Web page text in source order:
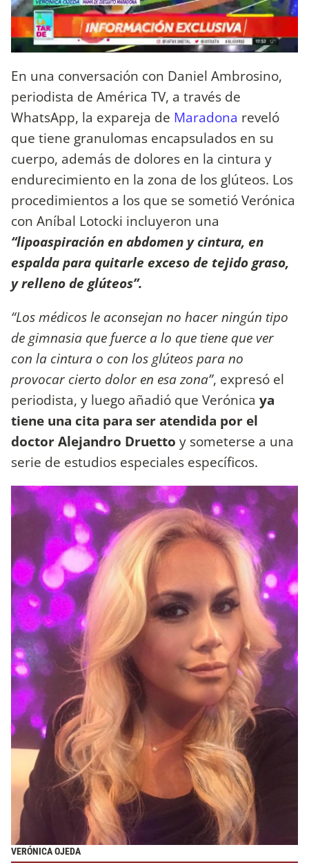
En una conversación con Daniel Ambrosino,
periodista de América TV, a través de
WhatsApp, la expareja de Maradona reveló
que tiene granulomas encapsulados en su
cuerpo, además de dolores en la cintura y
endurecimiento en la zona de los glúteos. Los
procedimientos a los que se sometió Verónica
con Aníbal Lotocki incluyeron una
“lipoaspiración en abdomen y cintura, en
espalda para quitarle exceso de tejido graso,
y relleno de glúteos”.
“Los médicos le aconsejan no hacer ningún tipo
de gimnasia que fuerce a lo que tiene que ver
con la cintura o con los glúteos para no
provocar cierto dolor en esa zona”, expresó el
periodista, y luego añadió que Verónica ya
tiene una cita para ser atendida por el
doctor Alejandro Druetto y someterse a una
serie de estudios especiales específicos.
VERÓNICA OJEDA